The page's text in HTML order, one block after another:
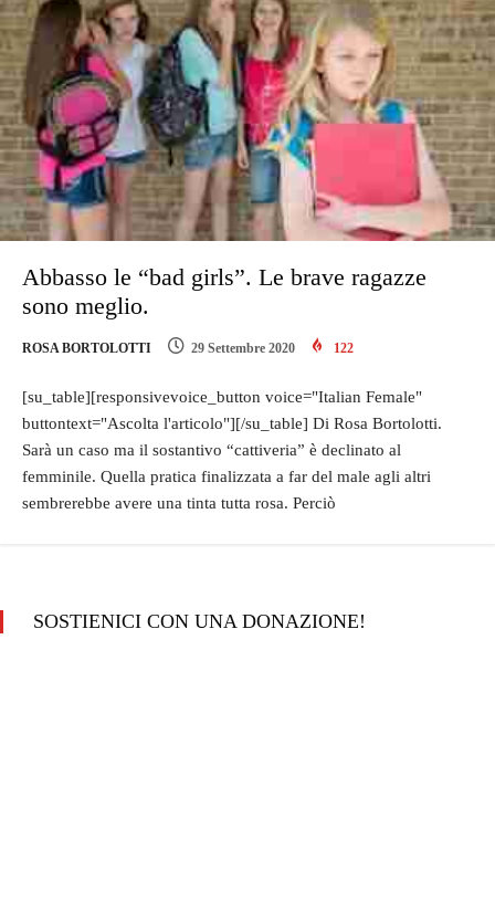
Abbasso le “bad girls”. Le brave ragazze
sono meglio.
ROSA BORTOLOTTI 29 Settembre 2020 122
[su_table][responsivevoice_button voice="Italian Female"
buttontext="Ascolta l'articolo"][/su_table] Di Rosa Bortolotti.
Sarà un caso ma il sostantivo “cattiveria” è declinato al
femminile. Quella pratica finalizzata a far del male agli altri
sembrerebbe avere una tinta tutta rosa. Perciò
SOSTIENICI CON UNA DONAZIONE!